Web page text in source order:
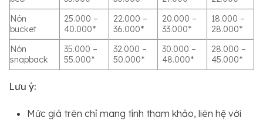
Nón
bucket
25.000 –
40.000*
22.000 –
36.000*
20.000 –
33.000*
18.000 –
28.000*
Nón
snapback
35.000 –
55.000*
32.000 –
50.000*
30.000 –
48.000*
28.000 –
45.000*
Lưu ý:
Mức giá trên chỉ mang tính tham khảo, liên hệ với